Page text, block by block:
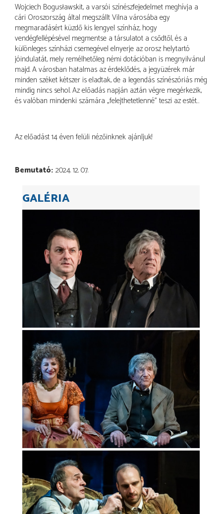
Wojciech Bogusławskit, a varsói színészfejedelmet meghívja a
cári Oroszország által megszállt Vilna városába egy
megmaradásért küzdő kis lengyel színház, hogy
vendégfellépésével megmentse a társulatot a csődtől, és a
különleges színházi csemegével elnyerje az orosz helytartó
jóindulatát, mely remélhetőleg némi dotációban is megnyilvánul
majd. A városban hatalmas az érdeklődés, a jegyüzérek már
minden széket kétszer is eladtak, de a legendás színészóriás még
mindig nincs sehol. Az előadás napján aztán végre megérkezik,
és valóban mindenki számára „felejthetetlenné” teszi az estét…
Az előadást 14 éven felüli nézőinknek ajánljuk!
Bemutató 2024. 12. 07.
GALÉRIA